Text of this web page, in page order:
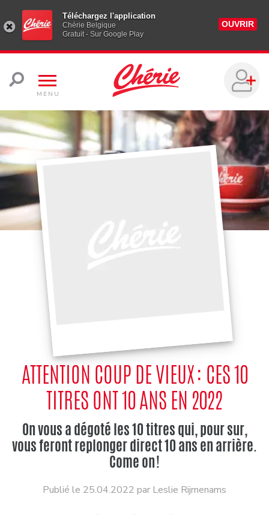
Téléchargez l'application
Chérie Belgique
Gratuit - Sur Google Play
OUVRIR
MENU
ATTENTION COUP DE VIEUX : CES 10
TITRES ONT 10 ANS EN 2022
On vous a dégoté les 10 titres qui, pour sur,
vous feront replonger direct 10 ans en arrière.
Come on !
Publié le 25.04.2022 par Leslie Rijmenams